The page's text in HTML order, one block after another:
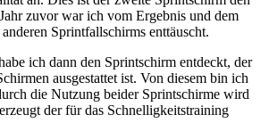
zuvor war ich vom Ergebnis und dem
Sprintfallschirms enttäuscht.
ich dann den Sprintschirm entdeckt, der
ausgestattet ist. Von diesem bin ich
die Nutzung beider Sprintschirme wird
der für das Schnelligkeitstraining